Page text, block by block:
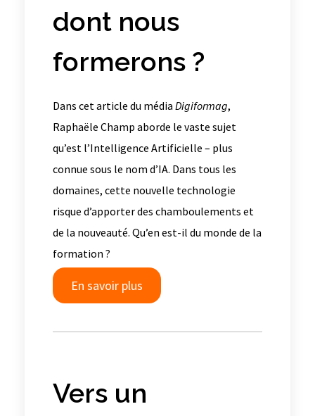
dont nous
formerons ?
Dans cet article du média Digiformag,
Raphaële Champ aborde le vaste sujet
qu’est l’Intelligence Artificielle – plus
connue sous le nom d’IA. Dans tous les
domaines, cette nouvelle technologie
risque d’apporter des chamboulements et
de la nouveauté. Qu’en est-il du monde de la
formation ?
En savoir plus
Vers un